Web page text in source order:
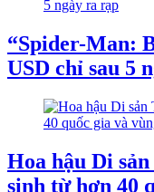
“Spider-Man:
USD chỉ sau 5
Hoa hậu Di
sinh từ hơn 40